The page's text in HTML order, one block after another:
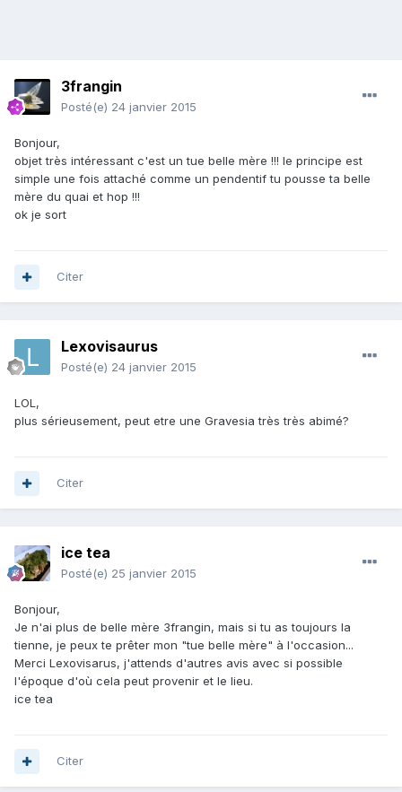
3frangin
Posté(e) 24 janvier 2015
Bonjour,
objet très intéressant c'est un tue belle mère !!! le principe est
simple une fois attaché comme un pendentif tu pousse ta belle
mère du quai et hop !!!
ok je sort
Citer
Lexovisaurus
Posté(e) 24 janvier 2015
LOL,
plus sérieusement, peut etre une Gravesia très très abimé?
Citer
ice tea
Posté(e) 25 janvier 2015
Bonjour,
Je n'ai plus de belle mère 3frangin, mais si tu as toujours la
tienne, je peux te prêter mon "tue belle mère" à l'occasion...
Merci Lexovisarus, j'attends d'autres avis avec si possible
l'époque d'où cela peut provenir et le lieu.
ice tea
Citer